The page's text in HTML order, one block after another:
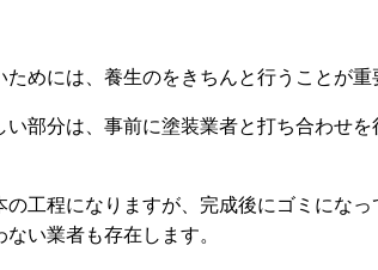
めには、養生のをきちんと行うことが重
部分は、事前に塗装業者と打ち合わせ
工程になりますが、完成後にゴミにな
い業者も存在します。